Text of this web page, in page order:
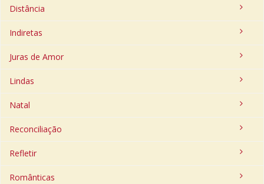
Distância
Indiretas
Juras de Amor
Lindas
Natal
Reconciliação
Refletir
Românticas